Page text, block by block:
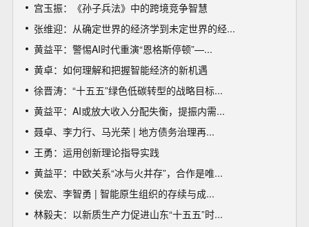
宫玉振：《孙子兵法》中的跨境竞争智慧
张维迎：从确定世界的经济学到未定世界的经...
黄益平：警惕AI时代重演“恩格斯停顿”—...
黄卓：如何理解和把握智能经济的新机遇
徐晋涛：“十五五”绿色低碳转型的战略目标...
黄益平：AI或放大收入分配失衡，提振内需...
聂卓、李力行、马光荣 | 地方债务治理再...
王勇：运用创新理论指导实践
黄益平：中欧关系“冰与火并存”，合作是唯...
侯宏、李智勇 | 智能原生组织的存续与成...
林毅夫：以新质生产力促进山东“十五五”时...